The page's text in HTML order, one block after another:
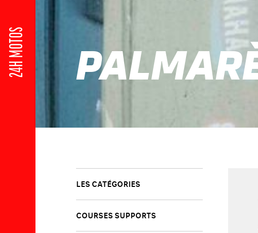
24H MOTOS
LES CATÉGORIES
COURSES SUPPORTS